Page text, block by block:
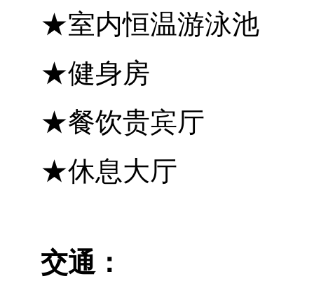
★室内恒温游泳池
★健身房
★餐饮贵宾厅
★休息大厅
交通：